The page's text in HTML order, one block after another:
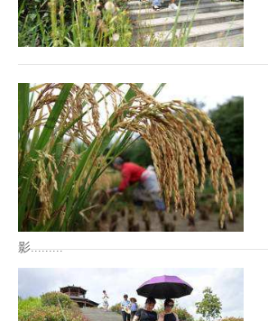
影.........